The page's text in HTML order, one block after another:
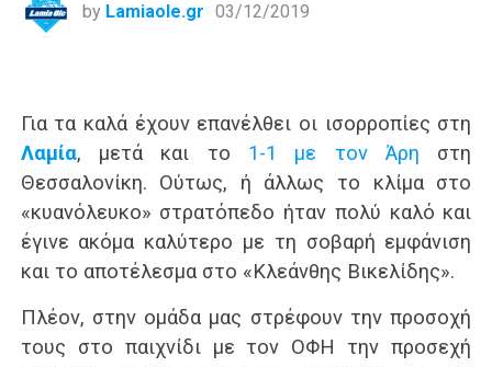
by Lamiaole.gr 03/12/2019
Για τα καλά έχουν επανέλθει οι ισορροπίες στη
Λαμία, μετά και το 1-1 με τον Άρη στη
Θεσσαλονίκη. Ούτως, ή άλλως το κλίμα στο
«κυανόλευκο» στρατόπεδο ήταν πολύ καλό και
έγινε ακόμα καλύτερο με τη σοβαρή εμφάνιση
και το αποτέλεσμα στο «Κλεάνθης Βικελίδης».
Πλέον, στην ομάδα μας στρέφουν την προσοχή
τους στο παιχνίδι με τον ΟΦΗ την προσεχή